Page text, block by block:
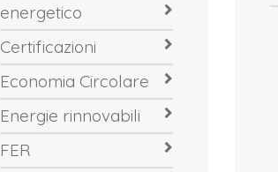
energetico
Certificazioni
Economia Circolare
Energie rinnovabili
FER